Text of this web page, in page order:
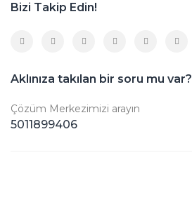
Bizi Takip Edin!
Aklınıza takılan bir soru mu var?
Çözüm Merkezimizi arayın
5011899406